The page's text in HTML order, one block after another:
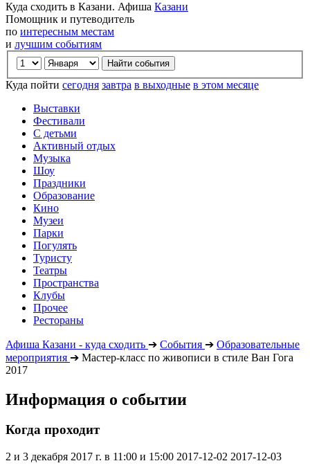
Куда сходить в Казани. Афиша Казани
Помощник и путеводитель
по интересным местам
и лучшим событиям
Куда пойти сегодня завтра в выходные в этом месяце
Выставки
Фестивали
С детьми
Активный отдых
Музыка
Шоу
Праздники
Образование
Кино
Музеи
Парки
Погулять
Туристу
Театры
Пространства
Клубы
Прочее
Рестораны
Афиша Казани - куда сходить ➔ События ➔ Образовательные
мероприятия ➔ Мастер-класс по живописи в стиле Ван Гога
2017
Информация о событии
Когда проходит
2 и 3 декабря 2017 г. в 11:00 и 15:00 2017-12-02 2017-12-03